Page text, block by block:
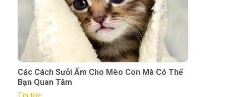
Các Cách Sưởi Ấm Cho Mèo Con Mà Có Thể
Bạn Quan Tâm